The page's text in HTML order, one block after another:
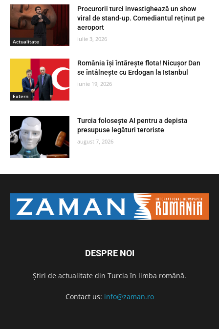
Actualitate
Procurorii turci investighează un show
viral de stand-up. Comediantul reținut pe
aeroport
iulie 3, 2026
Extern
România își întărește flota! Nicușor Dan
se întâlnește cu Erdogan la Istanbul
iunie 19, 2026
Turcia folosește AI pentru a depista
presupuse legături teroriste
august 7, 2026
DESPRE NOI
Știri de actualitate din Turcia în limba română.
Contact us: info@zaman.ro